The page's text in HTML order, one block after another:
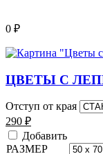
0 ₽
ЦВЕТЫ С
Отступ от края
290 ₽
Добавить
РАЗМЕР